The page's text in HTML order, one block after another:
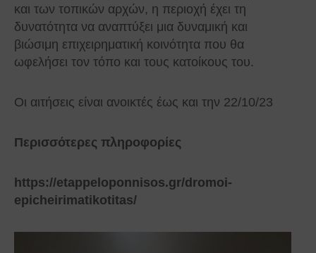
και των τοπικών αρχών, η περιοχή έχει τη
δυνατότητα να αναπτύξει μια δυναμική και
βιώσιμη επιχειρηματική κοινότητα που θα
ωφελήσει τον τόπο και τους κατοίκους του.
Οι αιτήσεις είναι ανοικτές έως και την 22/10/23
Περισσότερες πληροφορίες
https://etappeloponnisos.gr/dromoi-
epicheirimatikotitas/